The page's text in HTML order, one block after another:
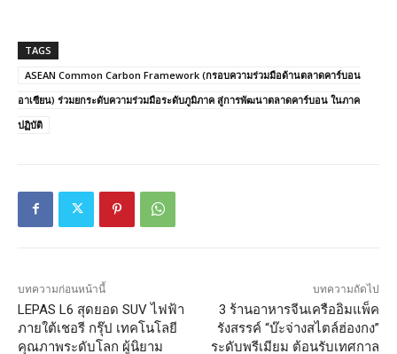
TAGS
ASEAN Common Carbon Framework (กรอบความร่วมมือด้านตลาดคาร์บอน
อาเซียน) ร่วมยกระดับความร่วมมือระดับภูมิภาค สู่การพัฒนาตลาดคาร์บอน ในภาค
ปฏิบัติ
บทความก่อนหน้านี้
LEPAS L6 สุดยอด SUV ไฟฟ้า
ภายใต้เชอรี กรุ๊ป เทคโนโลยี
คุณภาพระดับโลก ผู้นิยาม
บทความถัดไป
3 ร้านอาหารจีนเครืออิมแพ็ค
รังสรรค์ “บ๊ะจ่างสไตล์ฮ่องกง”
ระดับพรีเมียม ต้อนรับเทศกาล